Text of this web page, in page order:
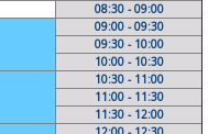
08:30 - 09:00
09:00 - 09:30
09:30 - 10:00
10:00 - 10:30
10:30 - 11:00
11:00 - 11:30
11:30 - 12:00